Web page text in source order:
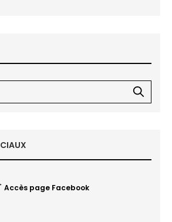
Accès page Facebook